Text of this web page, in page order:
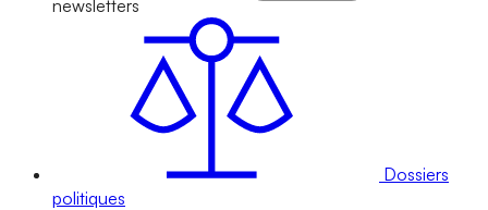
newsletters
Dossiers
politiques